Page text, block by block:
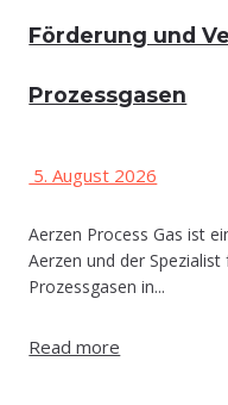
För­de­rung und
Prozessgasen
5. August 2026
Aerzen Process Gas ist
Aerzen und der
Prozessgasen in...
Read more